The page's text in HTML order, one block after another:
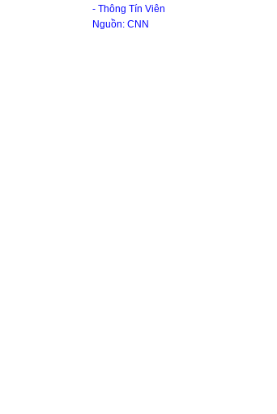
- Thông Tín Viên
Nguồn: CNN